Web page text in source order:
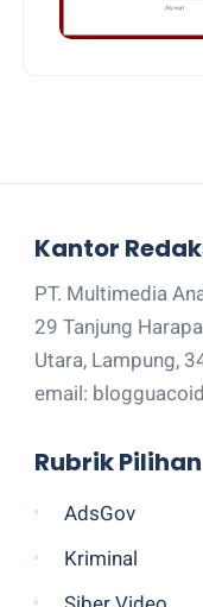
Kantor
PT. Multimedia
29 Tanjung
Utara, Lampung,
email:
Rubrik Pilihan
AdsGov
Kriminal